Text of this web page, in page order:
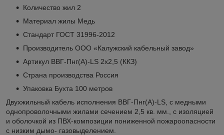
Количество жил 2
Материал жилы Медь
Стандарт ГОСТ 31996-2012
Производитель ООО «Калужский кабельный завод»
Артикул ВВГ-Пнг(А)-LS 2х2,5 (ККЗ)
Страна производства Россия
Упаковка Бухта 100 метров
Двухжильный кабель исполнения ВВГ-Пнг(А)-LS, с медными
однопроволочными жилами сечением 2,5 кв. мм., с изоляцией
и оболочкой из ПВХ-композиции пониженной пожароопасности
с низким дымо- газовыделением.